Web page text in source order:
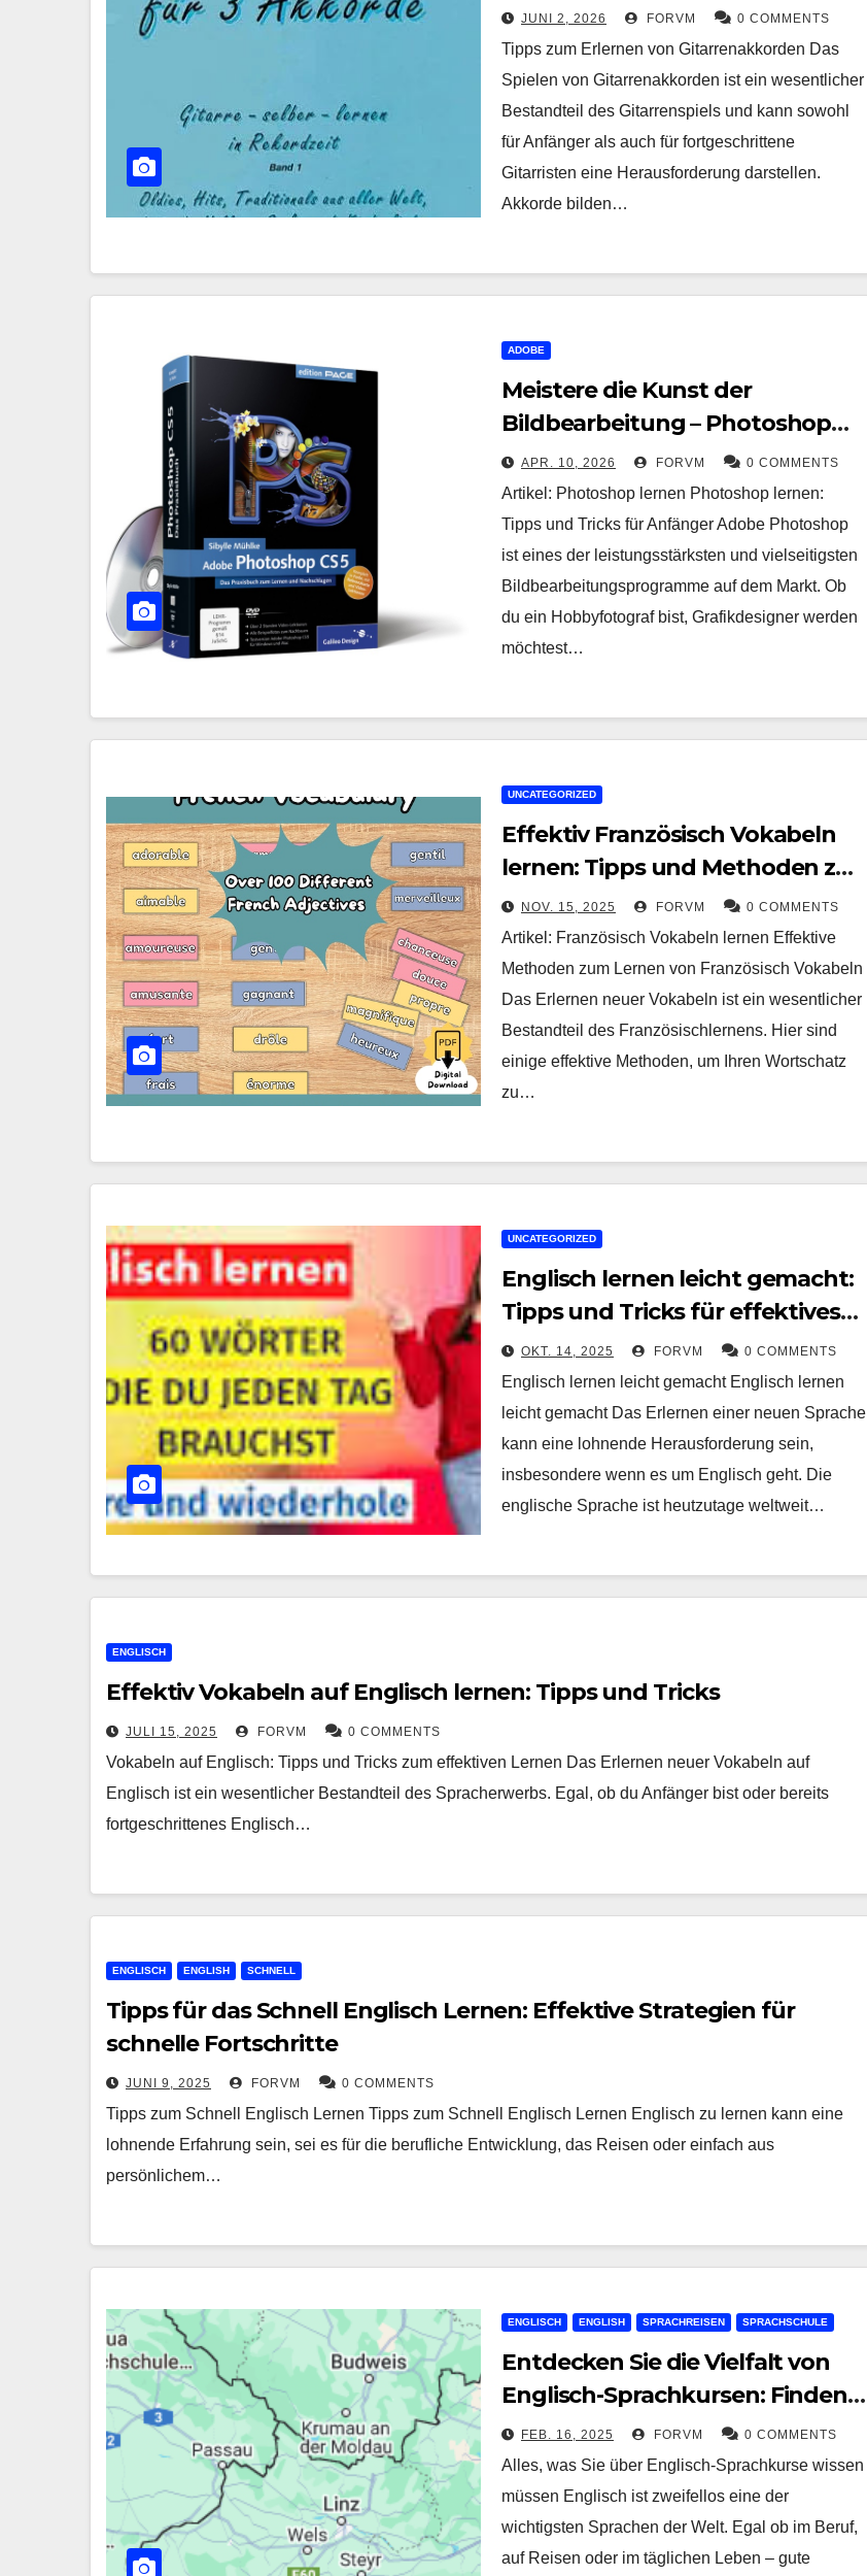
Gitarrenakkorden
JUNI 2, 2026 FORVM 0 COMMENTS
Tipps zum Erlernen von Gitarrenakkorden Das
Spielen von Gitarrenakkorden ist ein wesentlicher
Bestandteil des Gitarrenspiels und kann sowohl
für Anfänger als auch für fortgeschrittene
Gitarristen eine Herausforderung darstellen.
Akkorde bilden…
ADOBE
Meistere die Kunst der
Bildbearbeitung – Photoshop
lernen für Anfänger
APR. 10, 2026 FORVM 0 COMMENTS
Artikel: Photoshop lernen Photoshop lernen:
Tipps und Tricks für Anfänger Adobe Photoshop
ist eines der leistungsstärksten und vielseitigsten
Bildbearbeitungsprogramme auf dem Markt. Ob
du ein Hobbyfotograf bist, Grafikdesigner werden
möchtest…
UNCATEGORIZED
Effektiv Französisch Vokabeln
lernen: Tipps und Methoden zur
Verbesserung Ihres
Wortschatzes
NOV. 15, 2025 FORVM 0 COMMENTS
Artikel: Französisch Vokabeln lernen Effektive
Methoden zum Lernen von Französisch Vokabeln
Das Erlernen neuer Vokabeln ist ein wesentlicher
Bestandteil des Französischlernens. Hier sind
einige effektive Methoden, um Ihren Wortschatz
zu…
UNCATEGORIZED
Englisch lernen leicht gemacht:
Tipps und Tricks für effektives
Sprachtraining
OKT. 14, 2025 FORVM 0 COMMENTS
Englisch lernen leicht gemacht Englisch lernen
leicht gemacht Das Erlernen einer neuen Sprache
kann eine lohnende Herausforderung sein,
insbesondere wenn es um Englisch geht. Die
englische Sprache ist heutzutage weltweit…
ENGLISCH
Effektiv Vokabeln auf Englisch lernen: Tipps und Tricks
JULI 15, 2025 FORVM 0 COMMENTS
Vokabeln auf Englisch: Tipps und Tricks zum effektiven Lernen Das Erlernen neuer Vokabeln auf
Englisch ist ein wesentlicher Bestandteil des Spracherwerbs. Egal, ob du Anfänger bist oder bereits
fortgeschrittenes Englisch…
ENGLISCH ENGLISH SCHNELL
Tipps für das Schnell Englisch Lernen: Effektive Strategien für
schnelle Fortschritte
JUNI 9, 2025 FORVM 0 COMMENTS
Tipps zum Schnell Englisch Lernen Tipps zum Schnell Englisch Lernen Englisch zu lernen kann eine
lohnende Erfahrung sein, sei es für die berufliche Entwicklung, das Reisen oder einfach aus
persönlichem…
ENGLISCH ENGLISH SPRACHREISEN SPRACHSCHULE
Entdecken Sie die Vielfalt von
Englisch-Sprachkursen: Finden
Sie den passenden Kurs für Ihre
Bedürfnisse
FEB. 16, 2025 FORVM 0 COMMENTS
Alles, was Sie über Englisch-Sprachkurse wissen
müssen Englisch ist zweifellos eine der
wichtigsten Sprachen der Welt. Egal ob im Beruf,
auf Reisen oder im täglichen Leben – gute